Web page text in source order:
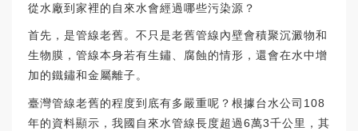
從水廠到家裡的自來水會經過哪些污染源？
首先，是管線老舊。不只是老舊管線內壁會積聚沉澱物和
生物膜，管線本身若有生鏽、腐蝕的情形，還會在水中增
加的鐵鏽和金屬離子。
臺灣管線老舊的程度到底有多嚴重呢？根據台水公司108
年的資料顯示，我國自來水管線長度超過6萬3千公里，其